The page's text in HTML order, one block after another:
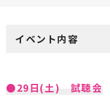
イベント内容
●29日(土) 試聴会